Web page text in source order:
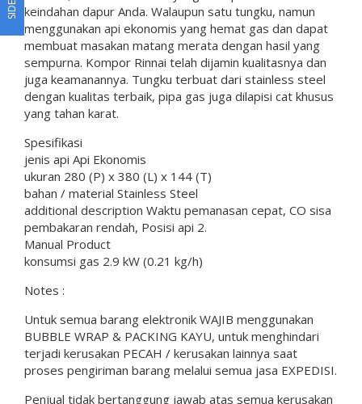
keindahan dapur Anda. Walaupun satu tungku, namun
menggunakan api ekonomis yang hemat gas dan dapat
membuat masakan matang merata dengan hasil yang
sempurna. Kompor Rinnai telah dijamin kualitasnya dan
juga keamanannya. Tungku terbuat dari stainless steel
dengan kualitas terbaik, pipa gas juga dilapisi cat khusus
yang tahan karat.
Spesifikasi
jenis api Api Ekonomis
ukuran 280 (P) x 380 (L) x 144 (T)
bahan / material Stainless Steel
additional description Waktu pemanasan cepat, CO sisa
pembakaran rendah, Posisi api 2.
Manual Product
konsumsi gas 2.9 kW (0.21 kg/h)
Notes :
Untuk semua barang elektronik WAJIB menggunakan
BUBBLE WRAP & PACKING KAYU, untuk menghindari
terjadi kerusakan PECAH / kerusakan lainnya saat
proses pengiriman barang melalui semua jasa EXPEDISI.
Penjual tidak bertanggung jawab atas semua kerusakan